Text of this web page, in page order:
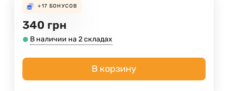
+17 БОНУСОВ
340 грн
В наличии на 2 складах
В корзину